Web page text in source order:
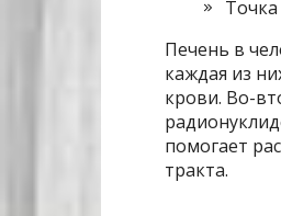
Печень в
каждая из
крови. Во-
помогает
тракта.